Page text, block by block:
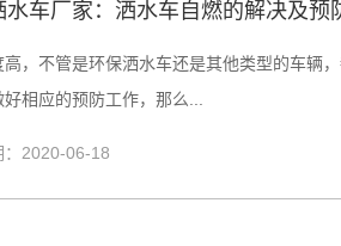
水车厂家：洒水车自燃的解决及预
高，不管是环保洒水车还是其他类型的车辆
相应的预防工作，那么...
：2020-06-18